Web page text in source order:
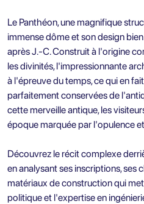
Le Panthéon, une magnifique
immense dôme et son design
après J.-C. Construit à l'origine
les divinités, l'impressionnante
à l'épreuve du temps, ce qui en
parfaitement conservées de
cette merveille antique, les
époque marquée par l'opulence
Découvrez le récit complexe
en analysant ses inscriptions, ses
matériaux de construction qui
politique et l'expertise en